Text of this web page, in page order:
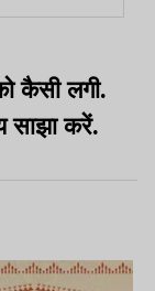
के आदेश पर
कैसी लगी.
साझा करें.